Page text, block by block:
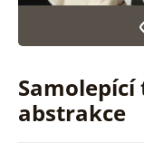
abstrakce